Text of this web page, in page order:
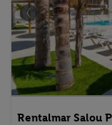
Rentalmar Salou